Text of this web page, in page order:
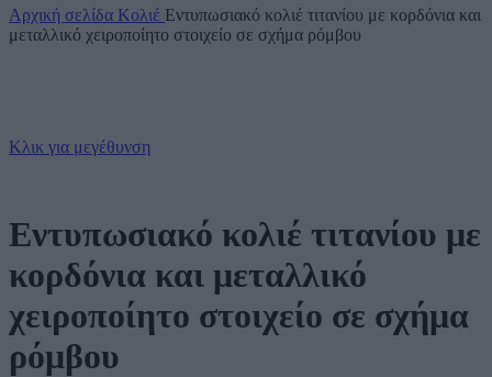
Αρχική σελίδα Κολιέ Εντυπωσιακό κολιέ τιτανίου με κορδόνια και
μεταλλικό χειροποίητο στοιχείο σε σχήμα ρόμβου
Κλικ για μεγέθυνση
Εντυπωσιακό κολιέ τιτανίου με
κορδόνια και μεταλλικό
χειροποίητο στοιχείο σε σχήμα
ρόμβου